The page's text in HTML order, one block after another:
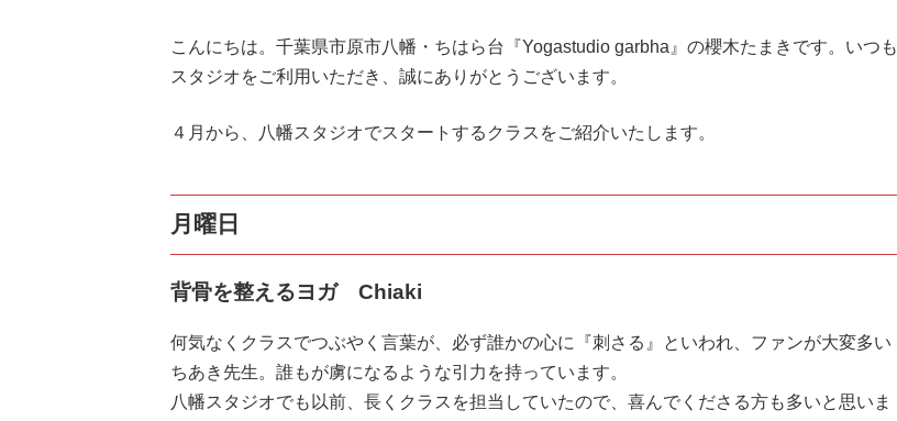
こんにちは。千葉県市原市八幡・ちはら台『Yogastudio garbha』の櫻木たまきです。いつも
スタジオをご利用いただき、誠にありがとうございます。
４月から、八幡スタジオでスタートするクラスをご紹介いたします。
月曜日
背骨を整えるヨガ Chiaki
何気なくクラスでつぶやく言葉が、必ず誰かの心に『刺さる』といわれ、ファンが大変多い
ちあき先生。誰もが虜になるような引力を持っています。
八幡スタジオでも以前、長くクラスを担当していたので、喜んでくださる方も多いと思いま